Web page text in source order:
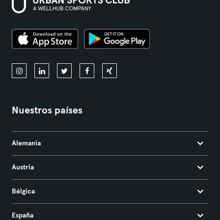
Nuestros países
Alemania
Austria
Bélgica
España